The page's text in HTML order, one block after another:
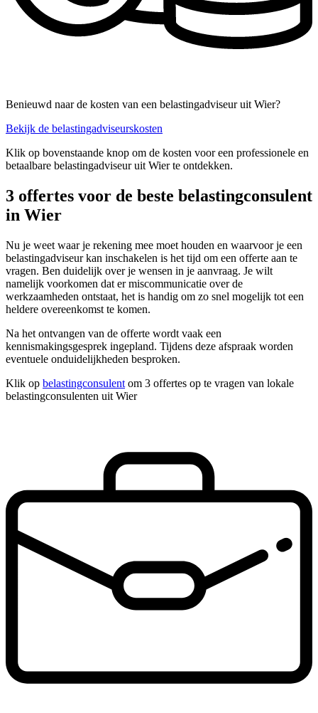
Benieuwd naar de kosten van een belastingadviseur uit Wier?
Bekijk de belastingadviseurskosten
Klik op bovenstaande knop om de kosten voor een professionele en
betaalbare belastingadviseur uit Wier te ontdekken.
3 offertes voor de beste belastingconsulent
in Wier
Nu je weet waar je rekening mee moet houden en waarvoor je een
belastingadviseur kan inschakelen is het tijd om een offerte aan te
vragen. Ben duidelijk over je wensen in je aanvraag. Je wilt
namelijk voorkomen dat er miscommunicatie over de
werkzaamheden ontstaat, het is handig om zo snel mogelijk tot een
heldere overeenkomst te komen.
Na het ontvangen van de offerte wordt vaak een
kennismakingsgesprek ingepland. Tijdens deze afspraak worden
eventuele onduidelijkheden besproken.
Klik op belastingconsulent om 3 offertes op te vragen van lokale
belastingconsulenten uit Wier